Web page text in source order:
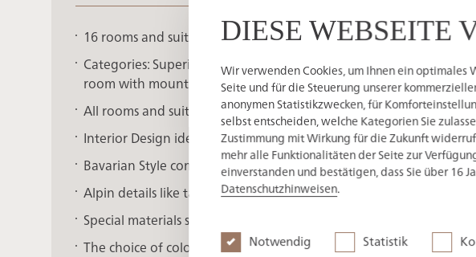
DIESE WEBSEITE
Wir verwenden Cookies, um Ihnen ein optimales
Seite und für die Steuerung unserer
anonymen Statistikzwecken, für
selbst entscheiden, welche Kategorien Sie
Zustimmung mit Wirkung für die Zukunft
mehr alle Funktionalitäten der Seite zur
einverstanden und bestätigen, dass Sie über 16
Datenschutzhinweisen.
Notwendig Statistik
16 rooms and suites, distributed on two levels
Categories: Superior Suite, Superior room with lake view, Superior
room with mountain view
All rooms and suites with balcony
Interior Design idea: ‚To bring the nature of the region inside‘
Bavarian Style combined with modern spirit
Alpin details like tapestries with regional motives and photos
Special materials such as loden, felt and larch wood
The choice of colour as an tribute to the different seasons